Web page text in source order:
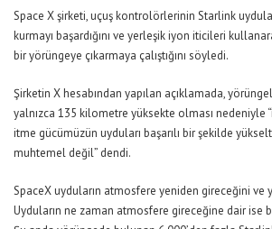
Space X şirketi, uçuş kontrolörlerinin Starlink
kurmayı başardığını ve yerleşik iyon iticileri
bir yörüngeye çıkarmaya çalıştığını söyledi.
Şirketin X hesabından yapılan açıklamada,
yalnızca 135 kilometre yüksekte olması nedeniyle
itme gücümüzün uyduları başarılı bir şekilde
muhtemel değil” dendi.
SpaceX uyduların atmosfere yeniden gireceğini ve
Uyduların ne zaman atmosfere gireceğine dair ise